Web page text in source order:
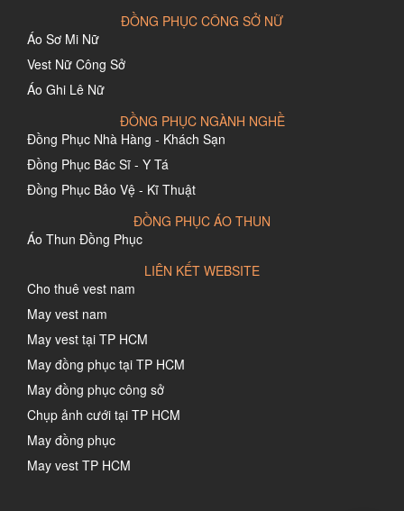
ĐỒNG PHỤC CÔNG SỞ NỮ
Áo Sơ Mi Nữ
Vest Nữ Công Sở
Áo Ghi Lê Nữ
ĐỒNG PHỤC NGÀNH NGHỀ
Đồng Phục Nhà Hàng - Khách Sạn
Đồng Phục Bác Sĩ - Y Tá
Đồng Phục Bảo Vệ - Kĩ Thuật
ĐỒNG PHỤC ÁO THUN
Áo Thun Đồng Phục
LIÊN KẾT WEBSITE
Cho thuê vest nam
May vest nam
May vest tại TP HCM
May đồng phục tại TP HCM
May đồng phục công sở
Chụp ảnh cưới tại TP HCM
May đồng phục
May vest TP HCM